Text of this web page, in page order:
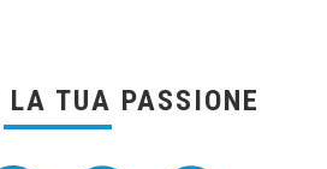
TUA PASSIONE